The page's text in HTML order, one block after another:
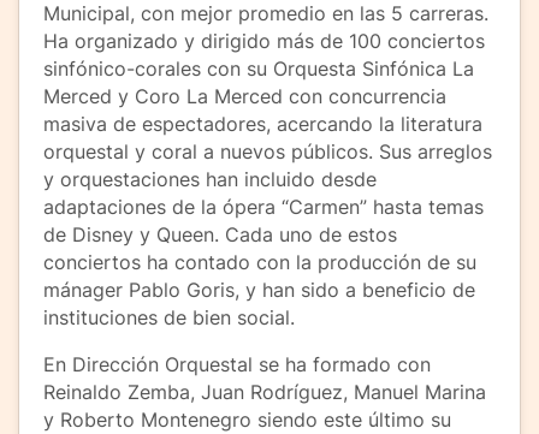
Municipal, con mejor promedio en las 5 carreras.
Ha organizado y dirigido más de 100 conciertos
sinfónico-corales con su Orquesta Sinfónica La
Merced y Coro La Merced con concurrencia
masiva de espectadores, acercando la literatura
orquestal y coral a nuevos públicos. Sus arreglos
y orquestaciones han incluido desde
adaptaciones de la ópera “Carmen” hasta temas
de Disney y Queen. Cada uno de estos
conciertos ha contado con la producción de su
mánager Pablo Goris, y han sido a beneficio de
instituciones de bien social.
En Dirección Orquestal se ha formado con
Reinaldo Zemba, Juan Rodríguez, Manuel Marina
y Roberto Montenegro siendo este último su